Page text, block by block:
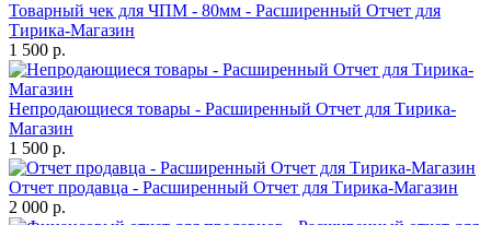
Товарный чек для ЧПМ - 80мм - Расширенный Отчет для
Тирика-Магазин
1 500 р.
Непродающиеся товары - Расширенный Отчет для Тирика-
Магазин
1 500 р.
Отчет продавца - Расширенный Отчет для Тирика-Магазин
2 000 р.